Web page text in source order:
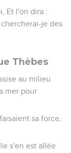
Et l'on dira :
je des
Thèbes
au milieu
mer pour
sa force,
s'en est allée